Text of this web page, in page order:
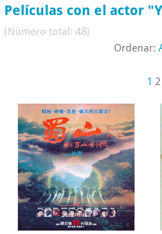
Películas con el actor
(Número total: 48)
Ordenar:
1 2